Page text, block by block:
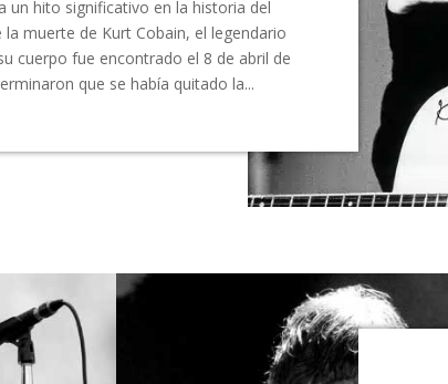
un hito significativo en la historia del
la muerte de Kurt Cobain, el legendario
cuerpo fue encontrado el 8 de abril de
que se había quitado la...